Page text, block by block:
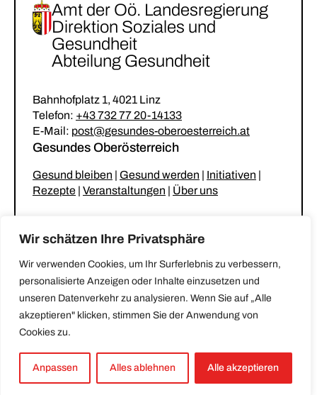
Wir schätzen Ihre Privatsphäre
Wir verwenden Cookies, um Ihr Surferlebnis zu verbessern,
personalisierte Anzeigen oder Inhalte einzusetzen und
unseren Datenverkehr zu analysieren. Wenn Sie auf „Alle
akzeptieren" klicken, stimmen Sie der Anwendung von
Cookies zu.
Anpassen Alles ablehnen Alle akzeptieren
Amt der Oö. Landesregierung
Direktion Soziales und
Gesundheit
Abteilung Gesundheit
Bahnhofplatz 1, 4021 Linz
Telefon: +43 732 77 20-14133
E-Mail: post@gesundes-oberoesterreich.at
Gesundes Oberösterreich
Gesund bleiben | Gesund werden | Initiativen |
Rezepte | Veranstaltungen | Über uns
Gesunder Kindergarten & Krabbelstube
|
Gesunde Gemeinde
Stammtisch für betreuende und pflegende
Angehörige
Barrierefreiheit